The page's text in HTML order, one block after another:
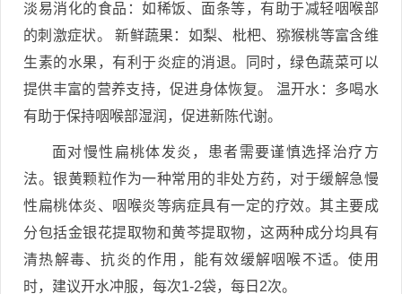
淡易消化的食品：如稀饭、面条等，有助于减轻咽喉部
的刺激症状。 新鲜蔬果：如梨、枇杷、猕猴桃等富含维
生素的水果，有利于炎症的消退。同时，绿色蔬菜可以
提供丰富的营养支持，促进身体恢复。 温开水：多喝水
有助于保持咽喉部湿润，促进新陈代谢。
面对慢性扁桃体发炎，患者需要谨慎选择治疗方
法。银黄颗粒作为一种常用的非处方药，对于缓解急慢
性扁桃体炎、咽喉炎等病症具有一定的疗效。其主要成
分包括金银花提取物和黄芩提取物，这两种成分均具有
清热解毒、抗炎的作用，能有效缓解咽喉不适。使用
时，建议开水冲服，每次1-2袋，每日2次。